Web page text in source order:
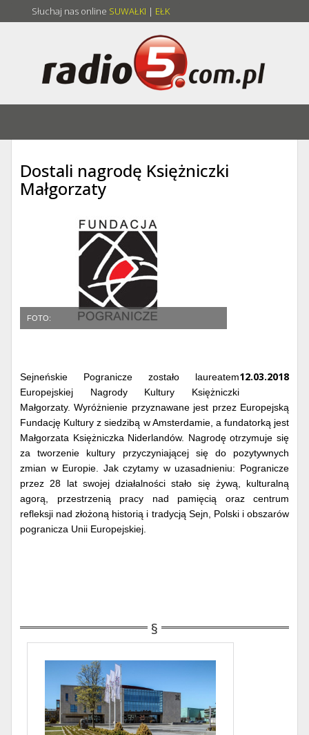
Słuchaj nas online SUWAŁKI | EŁK
Dostali nagrodę Księżniczki
Małgorzaty
FOTO:
12.03.2018
Sejneńskie Pogranicze zostało laureatem
Europejskiej Nagrody Kultury Księżniczki
Małgorzaty. Wyróżnienie przyznawane jest przez Europejską
Fundację Kultury z siedzibą w Amsterdamie, a fundatorką jest
Małgorzata Księżniczka Niderlandów. Nagrodę otrzymuje się
za tworzenie kultury przyczyniającej się do pozytywnych
zmian w Europie. Jak czytamy w uzasadnieniu: Pogranicze
przez 28 lat swojej działalności stało się żywą, kulturalną
agorą, przestrzenią pracy nad pamięcią oraz centrum
refleksji nad złożoną historią i tradycją Sejn, Polski i obszarów
pogranicza Unii Europejskiej.